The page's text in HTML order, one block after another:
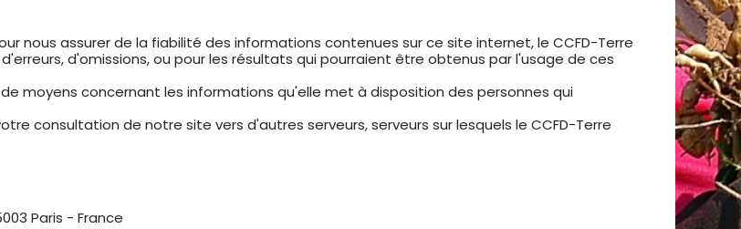
nous assurer de la fiabilité des informations contenues sur ce site internet, le CCFD-Terre
d'omissions, ou pour les résultats qui pourraient être obtenus par l'usage de ces
moyens concernant les informations qu'elle met à disposition des personnes qui
consultation de notre site vers d'autres serveurs, serveurs sur lesquels le CCFD-Terre
Paris - France